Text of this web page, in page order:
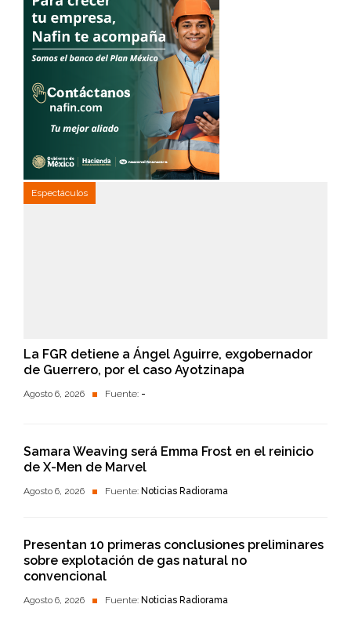
Espectáculos
La FGR detiene a Ángel Aguirre, exgobernador
de Guerrero, por el caso Ayotzinapa
Agosto 6, 2026 Fuente: -
Samara Weaving será Emma Frost en el reinicio
de X-Men de Marvel
Agosto 6, 2026 Fuente: Noticias Radiorama
Presentan 10 primeras conclusiones preliminares
sobre explotación de gas natural no
convencional
Agosto 6, 2026 Fuente: Noticias Radiorama